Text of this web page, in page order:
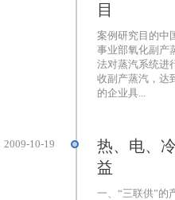
目
案例研究目的中
事业部氧化副产
法对蒸汽系统进
收副产蒸汽，达
的企业具...
2009-10-19
热、电、
益
一、“三联供”的